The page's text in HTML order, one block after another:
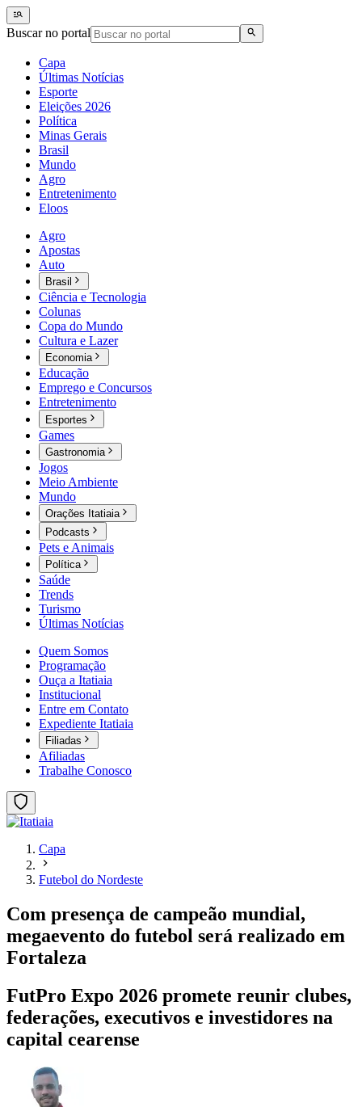
Buscar no portal
Capa
Últimas Notícias
Esporte
Eleições 2026
Política
Minas Gerais
Brasil
Mundo
Agro
Entretenimento
Eloos
Agro
Apostas
Auto
Brasil
Ciência e Tecnologia
Colunas
Copa do Mundo
Cultura e Lazer
Economia
Educação
Emprego e Concursos
Entretenimento
Esportes
Games
Gastronomia
Jogos
Meio Ambiente
Mundo
Orações Itatiaia
Podcasts
Pets e Animais
Política
Saúde
Trends
Turismo
Últimas Notícias
Quem Somos
Programação
Ouça a Itatiaia
Institucional
Entre em Contato
Expediente Itatiaia
Filiadas
Afiliadas
Trabalhe Conosco
Capa
Futebol do Nordeste
Com presença de campeão mundial,
megaevento do futebol será realizado em
Fortaleza
FutPro Expo 2026 promete reunir clubes,
federações, executivos e investidores na
capital cearense